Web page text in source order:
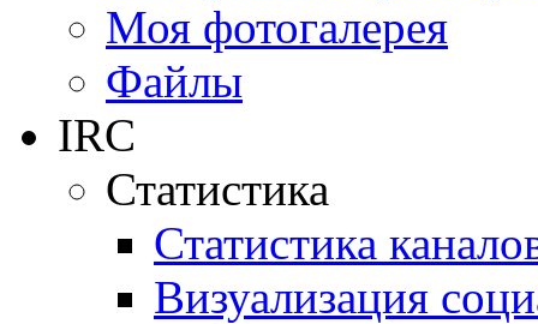
Моя фотогалерея
Файлы
IRC
Статистика
Статистика
Визуализация